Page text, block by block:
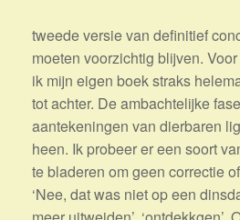
tweede versie van definitief
moeten voorzichtig blijven.
ik mijn eigen boek straks
tot achter. De ambachtelijke
aantekeningen van dierbaren
heen. Ik probeer er een soort
te bladeren om geen correctie
‘Nee, dat was niet op een